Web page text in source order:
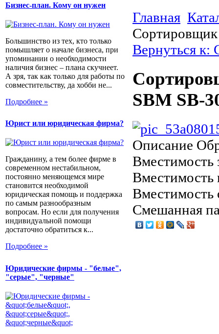
Бизнес-план. Кому он нужен
Большинство из тех, кто только
помышляет о начале бизнеса, при
упоминании о необходимости
наличия бизнес – плана скучнеет.
А зря, так как только для работы по
совместительству, да хобби не...
Подробнее »
Юрист или юридическая фирма?
Гражданину, а тем более фирме в
современном нестабильном,
постоянно меняющемся мире
становится необходимой
юридическая помощь и поддержка
по самым разнообразным
вопросам. Но если для получения
индивидуальной помощи
достаточно обратиться к...
Подробнее »
Юридические фирмы - "белые",
"серые", "черные"
Главная
Вернуться к:
SBM SB-
Описание
Вместимость
Вместимость
Вместимость
Смешанная